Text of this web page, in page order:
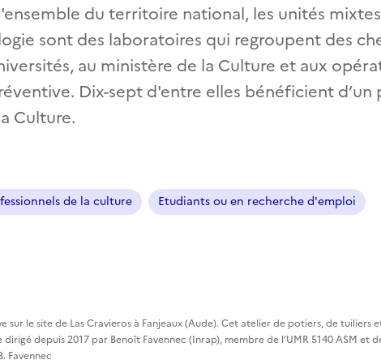
du territoire national, les unités
sont des laboratoires qui regroupent des
au ministère de la Culture et aux
Dix-sept d'entre elles bénéficient
Culture.
de la culture Etudiants ou en recherche d'emploi
sur le site de Las Cravieros à Fanjeaux (Aude). Cet atelier de potiers, de
depuis 2017 par Benoît Favennec (Inrap), membre de l’UMR 5140 ASM et
Favennec